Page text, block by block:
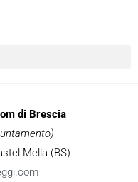
di Brescia
Mella (BS)